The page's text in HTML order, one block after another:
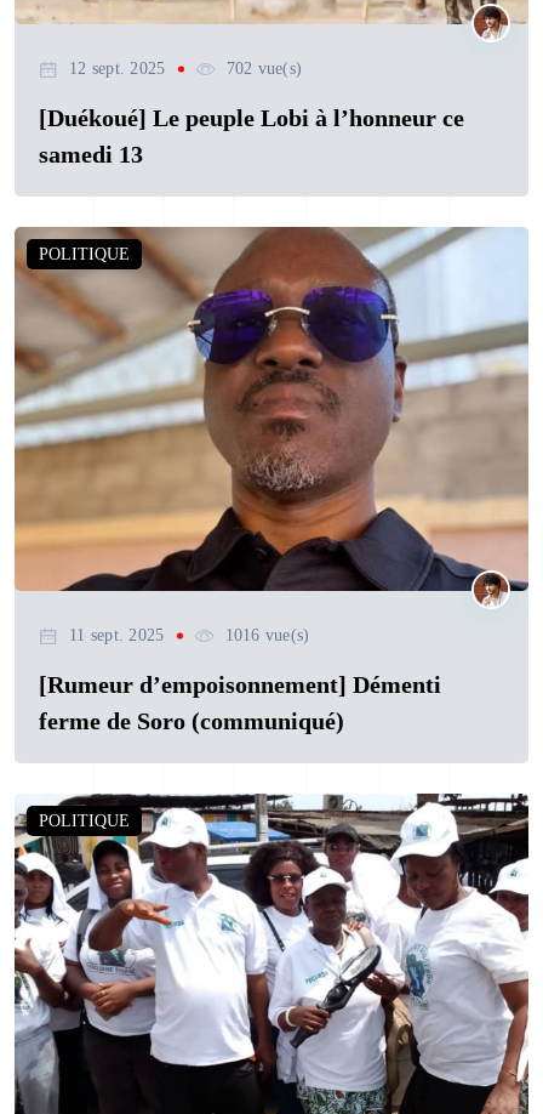
12 sept. 2025 702 vue(s)
[Duékoué] Le peuple Lobi à l’honneur ce
samedi 13
POLITIQUE
11 sept. 2025 1016 vue(s)
[Rumeur d’empoisonnement] Démenti
ferme de Soro (communiqué)
POLITIQUE